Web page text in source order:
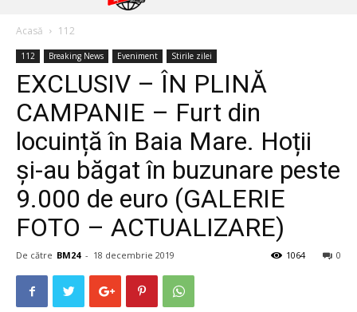
Acasă 112
112 Breaking News Eveniment Stirile zilei
EXCLUSIV – ÎN PLINĂ
CAMPANIE – Furt din
locuință în Baia Mare. Hoții
și-au băgat în buzunare peste
9.000 de euro (GALERIE
FOTO – ACTUALIZARE)
De către BM24 - 18 decembrie 2019 0
1064